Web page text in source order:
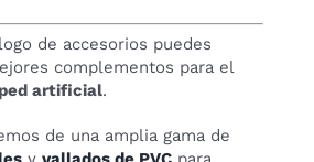
de accesorios puedes
complementos para el
artificial.
de una amplia gama de